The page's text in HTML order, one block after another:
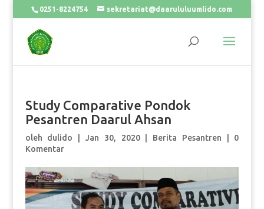
0251-8224754 sekretariat@daarululuumlido.com
Study Comparative Pondok
Pesantren Daarul Ahsan
oleh dulido Jan 30, 2020| Berita Pesantren
0
Komentar